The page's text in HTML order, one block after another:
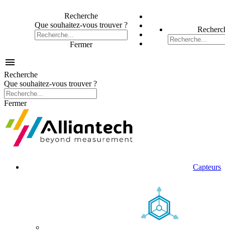
Recherche
Que souhaitez-vous trouver ?
Fermer

Recherche
Que souhaitez-vous trouver ?
Fermer
Capteurs